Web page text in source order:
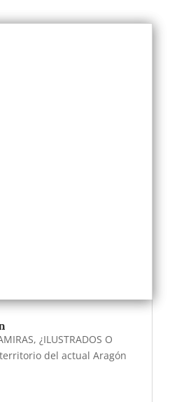
¿ILUSTRADOS O
territorio del actual Aragón